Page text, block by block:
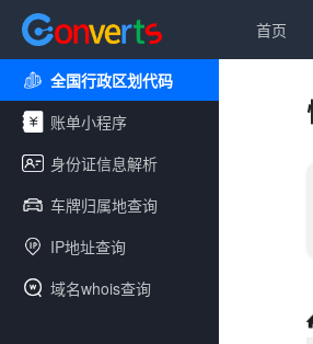
首页
全国行政区划代码
账单小程序
身份证信息解析
车牌归属地查询
IP地址查询
域名whois查询